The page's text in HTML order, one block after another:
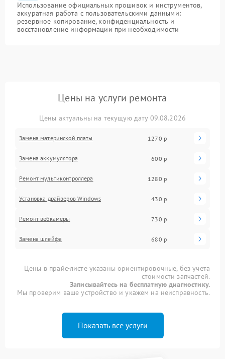
Использование официальных прошивок и инструментов,
аккуратная работа с пользовательскими данными:
резервное копирование, конфиденциальность и
восстановление информации при необходимости
Цены на услуги ремонта
Цены актуальны на текущую дату 09.08.2026
Замена материнской платы 1270 р
Замена аккумулятора 600 р
Ремонт мультиконтроллера 1280 р
Установка драйверов Windows 430 р
Ремонт вебкамеры 730 р
Замена шлейфа 680 р
Цены в прайс-листе указаны ориентировочные, без учета
стоимости запчастей.
Записывайтесь на бесплатную диагностику.
Мы проверим ваше устройство и укажем на неисправность.
Показать все услуги